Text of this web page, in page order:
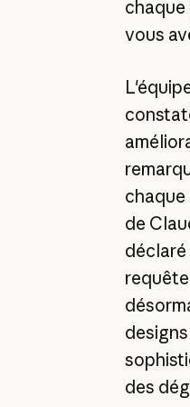
chaque
vous
chaque
de
déclaré
designs
des